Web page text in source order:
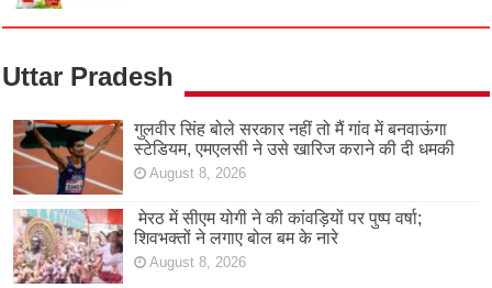
Uttar Pradesh
गुलवीर सिंह बोले सरकार नहीं तो मैं गांव में बनवाऊंगा
स्टेडियम, एमएलसी ने उसे खारिज कराने की दी धमकी
August 8, 2026
मेरठ में सीएम योगी ने की कांवड़ियों पर पुष्प वर्षा;
शिवभक्तों ने लगाए बोल बम के नारे
August 8, 2026